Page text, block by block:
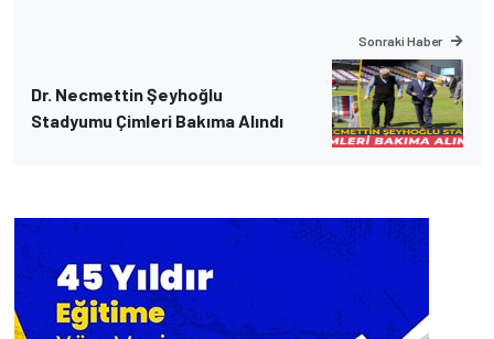
Sonraki Haber
Dr. Necmettin Şeyhoğlu
Stadyumu Çimleri Bakıma Alındı